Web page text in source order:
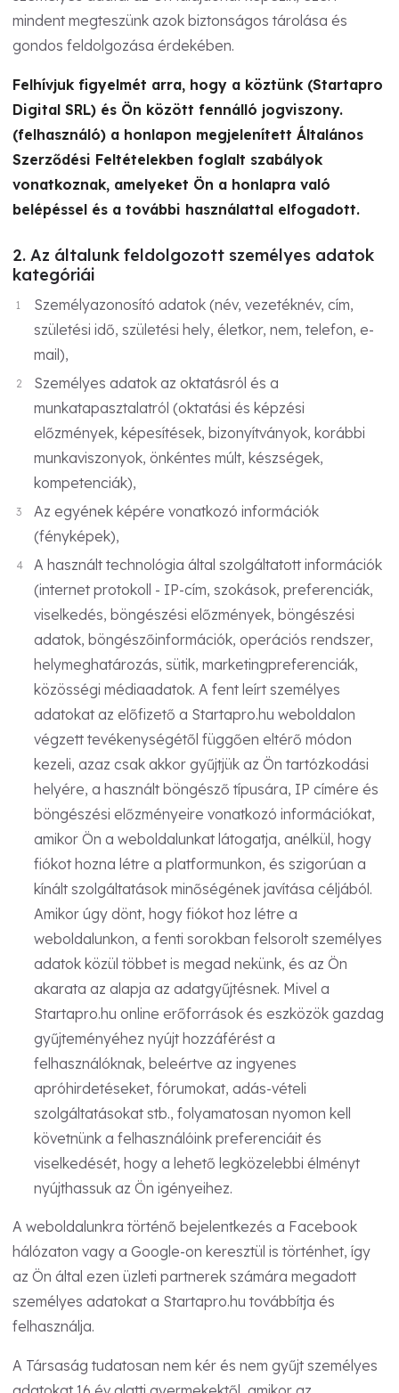
mindent megteszünk azok biztonságos tárolása és
gondos feldolgozása érdekében.
Felhívjuk figyelmét arra, hogy a köztünk (Startapro
Digital SRL) és Ön között fennálló jogviszony.
(felhasználó) a honlapon megjelenített Általános
Szerződési Feltételekben foglalt szabályok
vonatkoznak, amelyeket Ön a honlapra való
belépéssel és a további használattal elfogadott.
2. Az általunk feldolgozott személyes adatok
kategóriái
Személyazonosító adatok (név, vezetéknév, cím,
születési idő, születési hely, életkor, nem, telefon, e-
mail),
Személyes adatok az oktatásról és a
munkatapasztalatról (oktatási és képzési
előzmények, képesítések, bizonyítványok, korábbi
munkaviszonyok, önkéntes múlt, készségek,
kompetenciák),
Az egyének képére vonatkozó információk
(fényképek),
A használt technológia által szolgáltatott információk
(internet protokoll - IP-cím, szokások, preferenciák,
viselkedés, böngészési előzmények, böngészési
adatok, böngészőinformációk, operációs rendszer,
helymeghatározás, sütik, marketingpreferenciák,
közösségi médiaadatok. A fent leírt személyes
adatokat az előfizető a Startapro.hu weboldalon
végzett tevékenységétől függően eltérő módon
kezeli, azaz csak akkor gyűjtjük az Ön tartózkodási
helyére, a használt böngésző típusára, IP címére és
böngészési előzményeire vonatkozó információkat,
amikor Ön a weboldalunkat látogatja, anélkül, hogy
fiókot hozna létre a platformunkon, és szigorúan a
kínált szolgáltatások minőségének javítása céljából.
Amikor úgy dönt, hogy fiókot hoz létre a
weboldalunkon, a fenti sorokban felsorolt személyes
adatok közül többet is megad nekünk, és az Ön
akarata az alapja az adatgyűjtésnek. Mivel a
Startapro.hu online erőforrások és eszközök gazdag
gyűjteményéhez nyújt hozzáférést a
felhasználóknak, beleértve az ingyenes
apróhirdetéseket, fórumokat, adás-vételi
szolgáltatásokat stb., folyamatosan nyomon kell
követnünk a felhasználóink preferenciáit és
viselkedését, hogy a lehető legközelebbi élményt
nyújthassuk az Ön igényeihez.
A weboldalunkra történő bejelentkezés a Facebook
hálózaton vagy a Google-on keresztül is történhet, így
az Ön által ezen üzleti partnerek számára megadott
személyes adatokat a Startapro.hu továbbítja és
felhasználja.
A Társaság tudatosan nem kér és nem gyűjt személyes